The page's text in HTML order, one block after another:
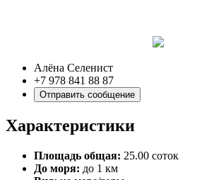
Алёна Селенист
+7 978 841 88 87
Отправить сообщение
Характеристики
Площадь общая: 25.00 соток
До моря: до 1 км